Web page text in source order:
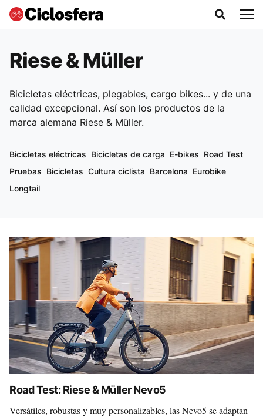
Riese & Müller
Bicicletas eléctricas, plegables, cargo bikes... y de una
calidad excepcional. Así son los productos de la
marca alemana Riese & Müller.
Bicicletas eléctricas Bicicletas de carga E-bikes Road Test
Pruebas Bicicletas Cultura ciclista Barcelona Eurobike
Longtail
Road Test: Riese & Müller Nevo5
Versátiles, robustas y muy personalizables, las Nevo5 se adaptan